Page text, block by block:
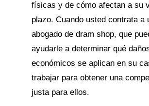
físicas y de cómo afectan a su
plazo. Cuando usted contrata a
abogado de dram shop, que
ayudarle a determinar qué
económicos se aplican en su
trabajar para obtener una
justa para ellos.